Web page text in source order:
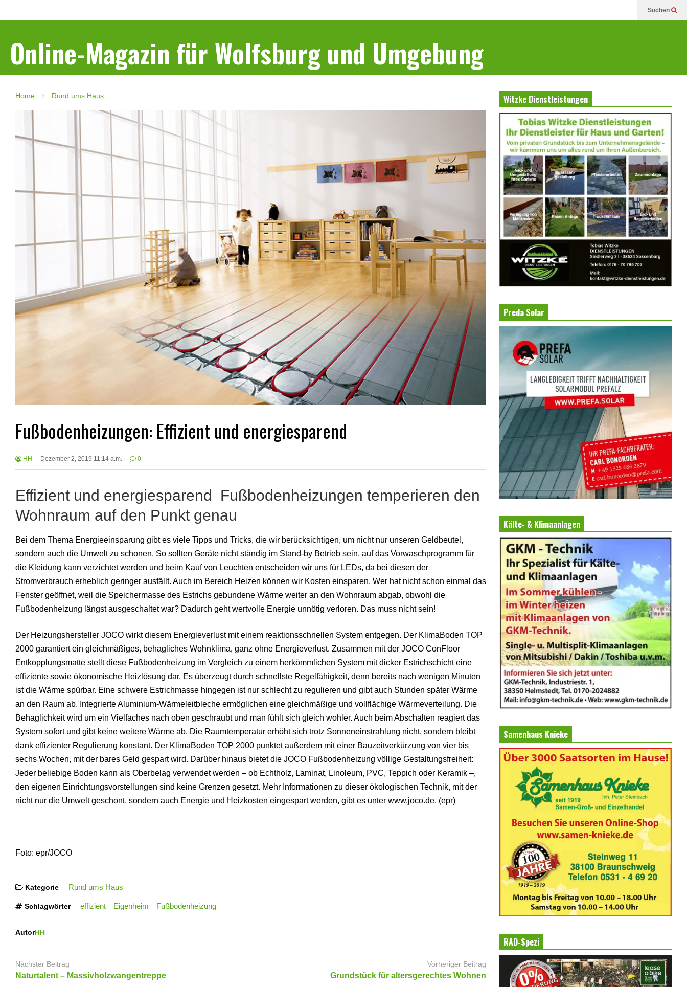
Suchen
Online-Magazin für Wolfsburg und Umgebung
Home Rund ums Haus
Fußbodenheizungen: Effizient und energiesparend
HH Dezember 2, 2019 11:14 a.m. 0
Effizient und energiesparend Fußbodenheizungen temperieren den
Wohnraum auf den Punkt genau
Bei dem Thema Energieeinsparung gibt es viele Tipps und Tricks, die wir berücksichtigen, um nicht nur unseren Geldbeutel,
sondern auch die Umwelt zu schonen. So sollten Geräte nicht ständig im Stand-by Betrieb sein, auf das Vorwaschprogramm für
die Kleidung kann verzichtet werden und beim Kauf von Leuchten entscheiden wir uns für LEDs, da bei diesen der
Stromverbrauch erheblich geringer ausfällt. Auch im Bereich Heizen können wir Kosten einsparen. Wer hat nicht schon einmal das
Fenster geöffnet, weil die Speichermasse des Estrichs gebundene Wärme weiter an den Wohnraum abgab, obwohl die
Fußbodenheizung längst ausgeschaltet war? Dadurch geht wertvolle Energie unnötig verloren. Das muss nicht sein!
Der Heizungshersteller JOCO wirkt diesem Energieverlust mit einem reaktionsschnellen System entgegen. Der KlimaBoden TOP
2000 garantiert ein gleichmäßiges, behagliches Wohnklima, ganz ohne Energieverlust. Zusammen mit der JOCO ConFloor
Entkopplungsmatte stellt diese Fußbodenheizung im Vergleich zu einem herkömmlichen System mit dicker Estrichschicht eine
effiziente sowie ökonomische Heizlösung dar. Es überzeugt durch schnellste Regelfähigkeit, denn bereits nach wenigen Minuten
ist die Wärme spürbar. Eine schwere Estrichmasse hingegen ist nur schlecht zu regulieren und gibt auch Stunden später Wärme
an den Raum ab. Integrierte Aluminium-Wärmeleitbleche ermöglichen eine gleichmäßige und vollflächige Wärmeverteilung. Die
Behaglichkeit wird um ein Vielfaches nach oben geschraubt und man fühlt sich gleich wohler. Auch beim Abschalten reagiert das
System sofort und gibt keine weitere Wärme ab. Die Raumtemperatur erhöht sich trotz Sonneneinstrahlung nicht, sondern bleibt
dank effizienter Regulierung konstant. Der KlimaBoden TOP 2000 punktet außerdem mit einer Bauzeitverkürzung von vier bis
sechs Wochen, mit der bares Geld gespart wird. Darüber hinaus bietet die JOCO Fußbodenheizung völlige Gestaltungsfreiheit:
Jeder beliebige Boden kann als Oberbelag verwendet werden – ob Echtholz, Laminat, Linoleum, PVC, Teppich oder Keramik –,
den eigenen Einrichtungsvorstellungen sind keine Grenzen gesetzt. Mehr Informationen zu dieser ökologischen Technik, mit der
nicht nur die Umwelt geschont, sondern auch Energie und Heizkosten eingespart werden, gibt es unter www.joco.de. (epr)
Foto: epr/JOCO
Kategorie Rund ums Haus
Schlagwörter effizient Eigenheim Fußbodenheizung
AutorHH
Nächster Beitrag
Naturtalent – Massivholzwangentreppe
Vorheriger Beitrag
Grundstück für altersgerechtes Wohnen
Witzke Dienstleistungen
Preda Solar
Kälte- & Klimaanlagen
Samenhaus Knieke
RAD-Spezi